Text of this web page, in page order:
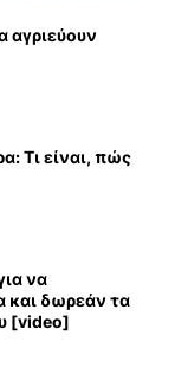
αγριεύουν
Τι είναι, πώς
να
και δωρεάν τα
[video]